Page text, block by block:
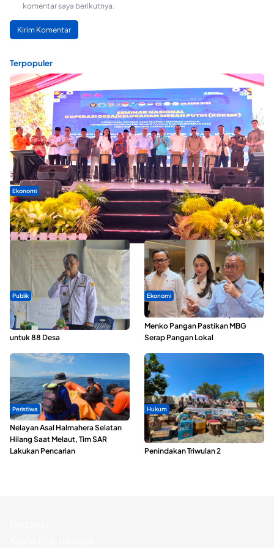
komentar saya berikutnya.
Terpopuler
Ekonomi
Seminar di Ternate, Mendes Perkuat Sinergi Percepatan
Kopdes Merah Putih
Publik
ABDESI Morotai Apresiasi
Penyaluran ADD Rp3,13 Miliar
untuk 88 Desa
Ekonomi
SPPG di Maluku Utara Dipercepat,
Menko Pangan Pastikan MBG
Serap Pangan Lokal
Peristiwa
Nelayan Asal Halmahera Selatan
Hilang Saat Melaut, Tim SAR
Lakukan Pencarian
Hukum
Polda Maluku Utara Musnahkan
Ribuan Liter Miras Hasil Operasi
Penindakan Triwulan 2